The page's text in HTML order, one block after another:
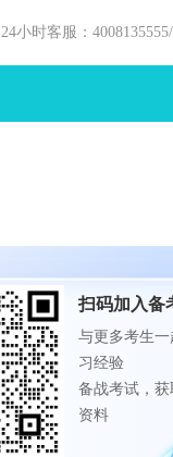
24小时客服：
扫码加入备
与更多考生
习经验
备战考试，获
资料